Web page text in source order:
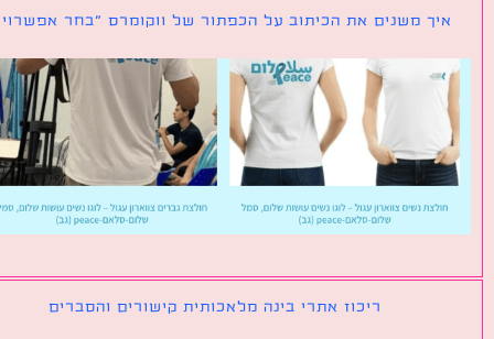
משנים את הכיתוב על הכפתור של ווקומרס ״בחר אפשרויות״
ריכוז אתרי בינה מלאכותית קישורים והסברים